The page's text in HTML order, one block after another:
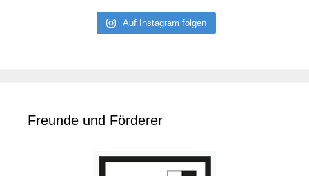
Auf Instagram folgen
Freunde und Förderer